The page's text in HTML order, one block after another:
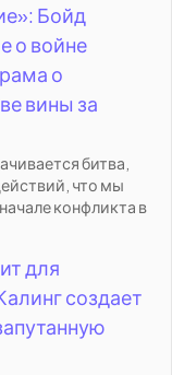
Бойд
о войне
о
вины за
битва,
что мы
конфликта в
для
создает